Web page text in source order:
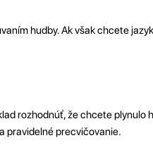
hudby. Ak však chcete jazyk
rozhodnúť, že chcete plynulo
pravidelné precvičovanie.